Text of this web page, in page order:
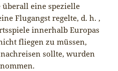
überall eine spezielle
Flugangst regelte, d. h. ,
innerhalb Europas
fliegen zu müssen,
sollte, wurden